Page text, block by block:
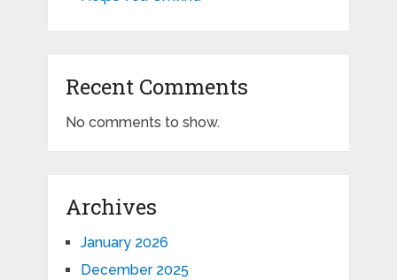
Recent Comments
No comments to show.
Archives
January 2026
December 2025